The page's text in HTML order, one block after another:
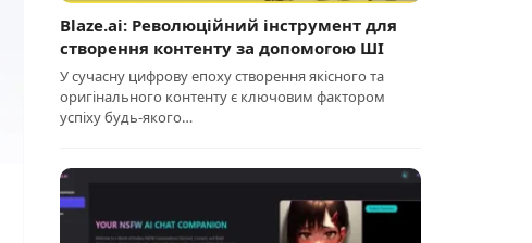
Blaze.ai: Революційний інструмент для
створення контенту за допомогою ШІ
У сучасну цифрову епоху створення якісного та
оригінального контенту є ключовим фактором
успіху будь-якого…